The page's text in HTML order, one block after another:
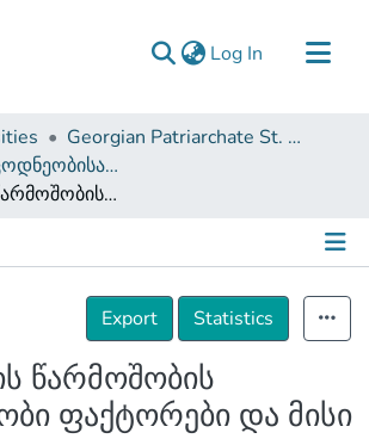
Log In (current)
Georgian Patriarchate St. Tbel Abuseridze Teaching University
სამართალმცოდნეობისა და საჯარო მმართველობის ფაკულტეტი (სამაგისტრო ნაშრომები)
ნეპოტიზმის წარმოშობის ხელშემწყობი ფაქტორები და მისი პრევენცია
Details
Export
Statistics
წარმოშობის
ფაქტორები და მისი